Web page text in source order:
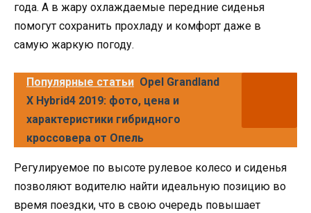
года. А в жару охлаждаемые передние сиденья
помогут сохранить прохладу и комфорт даже в
самую жаркую погоду.
Популярные статьи Opel Grandland
X Hybrid4 2019: фото, цена и
характеристики гибридного
кроссовера от Опель
Регулируемое по высоте рулевое колесо и сиденья
позволяют водителю найти идеальную позицию во
время поездки, что в свою очередь повышает